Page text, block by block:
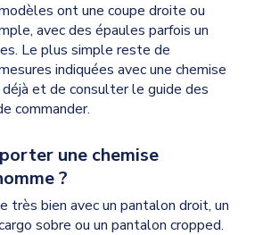
ont une coupe droite ou
avec des épaules parfois un
Le plus simple reste de
indiquées avec une chemise
et de consulter le guide des
commander.
une chemise
?
très bien avec un pantalon droit, un
sobre ou un pantalon cropped.